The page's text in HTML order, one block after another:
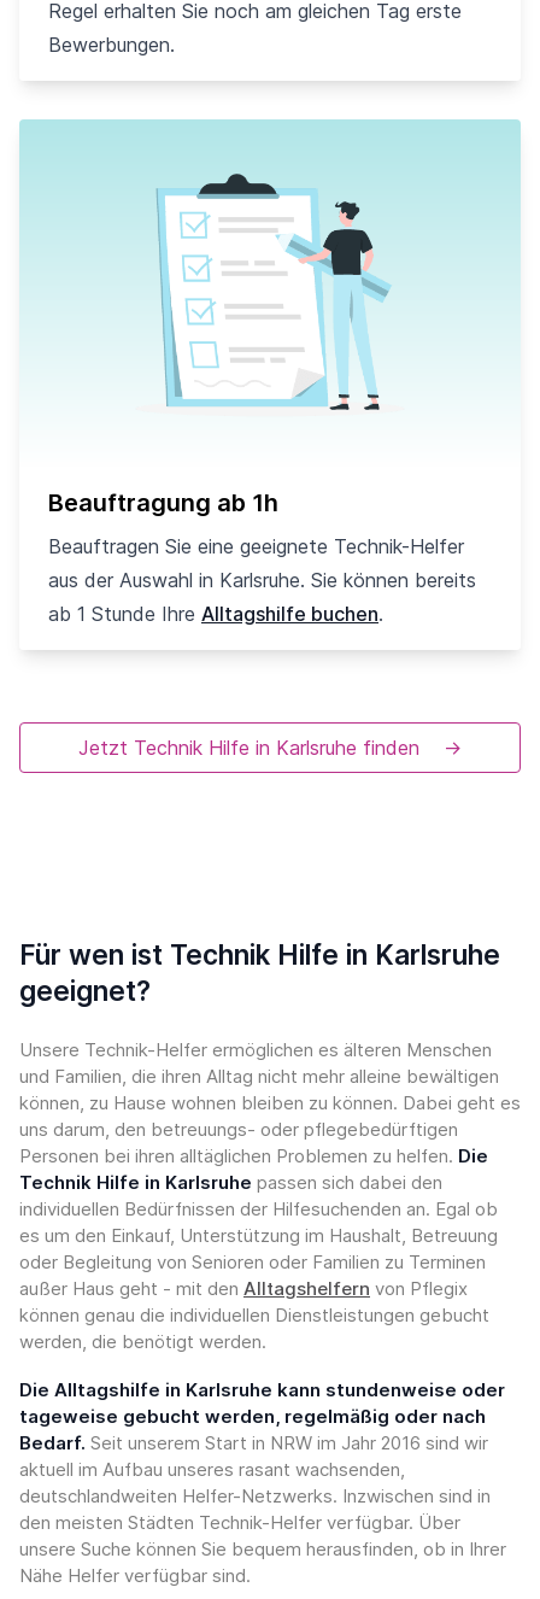
Regel erhalten Sie noch am gleichen Tag erste
Bewerbungen.
Beauftragung ab 1h
Beauftragen Sie eine geeignete Technik-Helfer
aus der Auswahl in Karlsruhe. Sie können bereits
ab 1 Stunde Ihre Alltagshilfe buchen.
Jetzt Technik Hilfe in Karlsruhe finden →
Für wen ist Technik Hilfe in Karlsruhe
geeignet?
Unsere Technik-Helfer ermöglichen es älteren Menschen
und Familien, die ihren Alltag nicht mehr alleine bewältigen
können, zu Hause wohnen bleiben zu können. Dabei geht es
uns darum, den betreuungs- oder pflegebedürftigen
Personen bei ihren alltäglichen Problemen zu helfen. Die
Technik Hilfe in Karlsruhe passen sich dabei den
individuellen Bedürfnissen der Hilfesuchenden an. Egal ob
es um den Einkauf, Unterstützung im Haushalt, Betreuung
oder Begleitung von Senioren oder Familien zu Terminen
außer Haus geht - mit den Alltagshelfern von Pflegix
können genau die individuellen Dienstleistungen gebucht
werden, die benötigt werden.
Die Alltagshilfe in Karlsruhe kann stundenweise oder
tageweise gebucht werden, regelmäßig oder nach
Bedarf. Seit unserem Start in NRW im Jahr 2016 sind wir
aktuell im Aufbau unseres rasant wachsenden,
deutschlandweiten Helfer-Netzwerks. Inzwischen sind in
den meisten Städten Technik-Helfer verfügbar. Über
unsere Suche können Sie bequem herausfinden, ob in Ihrer
Nähe Helfer verfügbar sind.